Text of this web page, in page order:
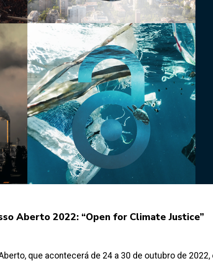
Aberto 2022: “Open for Climate Justice”
que acontecerá de 24 a 30 de outubro de